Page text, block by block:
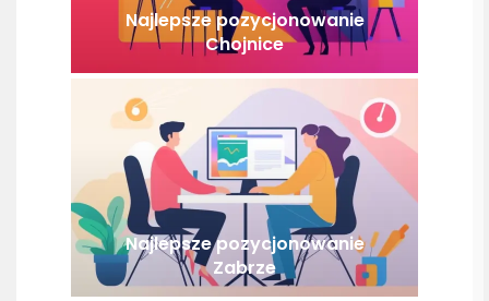
Najlepsze pozycjonowanie
Chojnice
Najlepsze pozycjonowanie
Zabrze